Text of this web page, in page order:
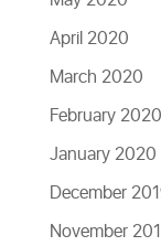
April 2020
March 2020
February 2020
January 2020
December
November